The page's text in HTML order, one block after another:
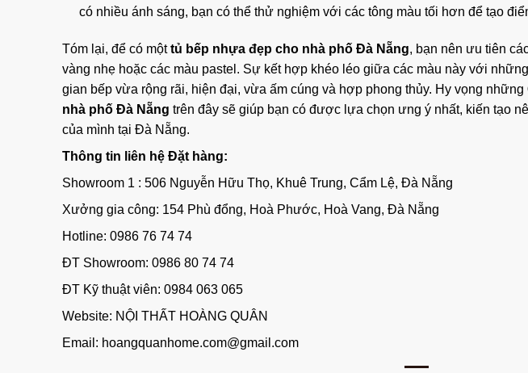
có nhiều ánh sáng, bạn có thể thử nghiệm với các tông màu tối hơn để tạo
Tóm lại, để có mộttủ bếp nhựa đẹp cho nhà phố Đà Nẵng, bạn nên ưu tiên
vàng nhẹ hoặc các màu pastel. Sự kết hợp khéo léo giữa các màu này với
gian bếp vừa rộng rãi, hiện đại, vừa ấm cúng và hợp phong thủy. Hy vọng những
nhà phố Đà Nẵng trên đây sẽ giúp bạn có được lựa chọn ưng ý nhất, kiến tạo
của mình tại Đà Nẵng.
Thông tin liên hệ Đặt hàng:
Showroom 1 : 506 Nguyễn Hữu Thọ, Khuê Trung, Cẩm Lệ, Đà Nẵng
Xưởng gia công: 154 Phù đổng, Hoà Phước, Hoà Vang, Đà Nẵng
Hotline: 0986 76 74 74
ĐT Showroom: 0986 80 74 74
ĐT Kỹ thuật viên: 0984 063 065
Website: NỘI THẤT HOÀNG QUÂN
Email: hoangquanhome.com@gmail.com